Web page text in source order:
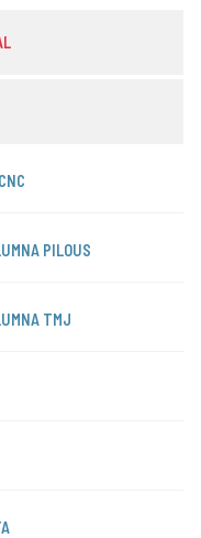
PILOUS
TMJ